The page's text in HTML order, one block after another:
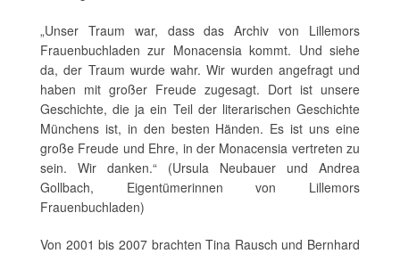
„Unser Traum war, dass das Archiv von Lillemors
Frauenbuchladen zur Monacensia kommt. Und siehe
da, der Traum wurde wahr. Wir wurden angefragt und
haben mit großer Freude zugesagt. Dort ist unsere
Geschichte, die ja ein Teil der literarischen Geschichte
Münchens ist, in den besten Händen. Es ist uns eine
große Freude und Ehre, in der Monacensia vertreten zu
sein. Wir danken.“ (Ursula Neubauer und Andrea
Gollbach, Eigentümerinnen von Lillemors
Frauenbuchladen)
Von 2001 bis 2007 brachten Tina Rausch und Bernhard